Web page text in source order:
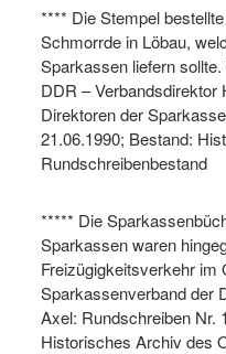
**** Die Stempel
Schmorrde in Löbau,
Sparkassen liefern
DDR – Verbandsdirektor
Direktoren der
21.06.1990; Bestand:
Rundschreibenbestand
***** Die
Sparkassen waren
Freizügigkeitsverkehr im
Sparkassenverband der
Axel: Rundschreiben Nr.
Historisches Archiv des